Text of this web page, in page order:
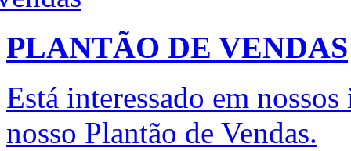
PLANTÃO DE VENDAS
Está interessado em
nosso Plantão de Vendas.